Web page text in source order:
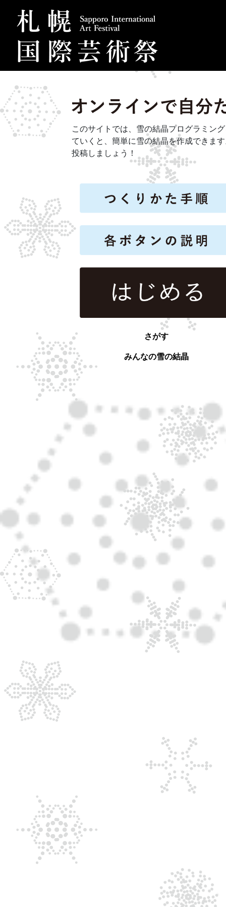
このサイトでは、雪の結晶プログラミン
ていくと、簡単に雪の結晶を作成できま
投稿しましょう！
さがす
みんなの雪の結晶